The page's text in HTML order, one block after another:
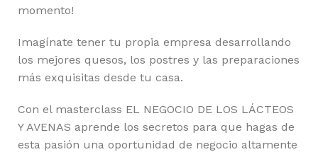
momento!
Imagínate tener tu propia empresa desarrollando
los mejores quesos, los postres y las preparaciones
más exquisitas desde tu casa.
Con el masterclass EL NEGOCIO DE LOS LÁCTEOS
Y AVENAS aprende los secretos para que hagas de
esta pasión una oportunidad de negocio altamente